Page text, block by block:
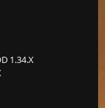
1.34.X